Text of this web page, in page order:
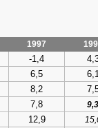
1997
-1,4
6,5
8,2
7,8
9,3
12,9